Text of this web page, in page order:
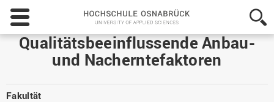
Hochschule
Osnabrück
-
University
of
Sciences
Qualitätsbeeinflussende Anbau-
und Nacherntefaktoren
Fakultät